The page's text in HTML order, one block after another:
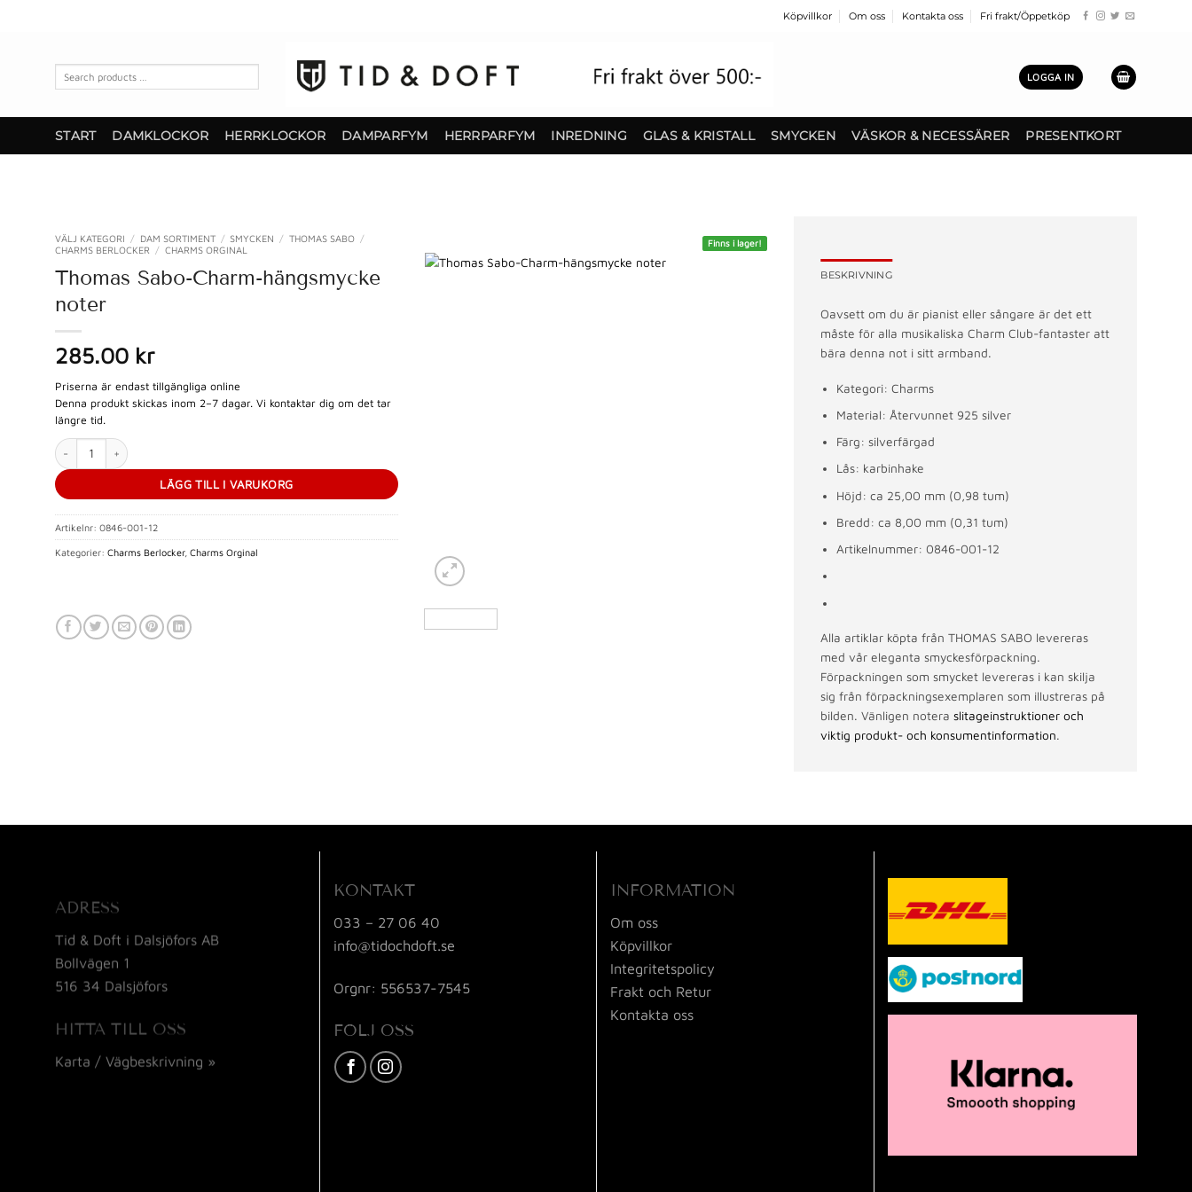
Köpvillkor Om oss Kontakta oss Fri frakt/Öppetköp
LOGGA IN
START DAMKLOCKOR HERRKLOCKOR DAMPARFYM HERRPARFYM INREDNING GLAS & KRISTALL SMYCKEN VÄSKOR & NECESSÄRER PRESENTKORT
VÄLJ KATEGORI / DAM SORTIMENT / SMYCKEN / THOMAS SABO /
CHARMS BERLOCKER
/ CHARMS ORGINAL
Thomas Sabo-Charm-hängsmycke
noter
285.00 kr
Priserna är endast tillgängliga online
Denna produkt skickas inom 2–7 dagar. Vi kontaktar dig om det tar
längre tid.
Thomas Sabo-Charm-hängsmycke noter mängd
LÄGG TILL I VARUKORG
Artikelnr: 0846-001-12
Kategorier: Charms Berlocker, Charms Orginal
Finns i lager!
BESKRIVNING
Oavsett om du är pianist eller sångare är det ett
måste för alla musikaliska Charm Club-fantaster att
bära denna not i sitt armband.
Kategori: Charms
Material: Återvunnet 925 silver
Färg: silverfärgad
Lås: karbinhake
Höjd: ca 25,00 mm (0,98 tum)
Bredd: ca 8,00 mm (0,31 tum)
Artikelnummer: 0846-001-12
Alla artiklar köpta från THOMAS SABO levereras
med vår eleganta smyckesförpackning.
Förpackningen som smycket levereras i kan skilja
sig från förpackningsexemplaren som illustreras på
bilden. Vänligen noteraslitageinstruktioner och
viktig produkt- och konsumentinformation.
ADRESS
Tid & Doft i Dalsjöfors AB
Bollvägen 1
516 34 Dalsjöfors
HITTA TILL OSS
Karta / Vägbeskrivning »
KONTAKT
033 – 27 06 40
info@tidochdoft.se
Orgnr: 556537-7545
FÖLJ OSS
INFORMATION
Om oss
Köpvillkor
Integritetspolicy
Frakt och Retur
Kontakta oss